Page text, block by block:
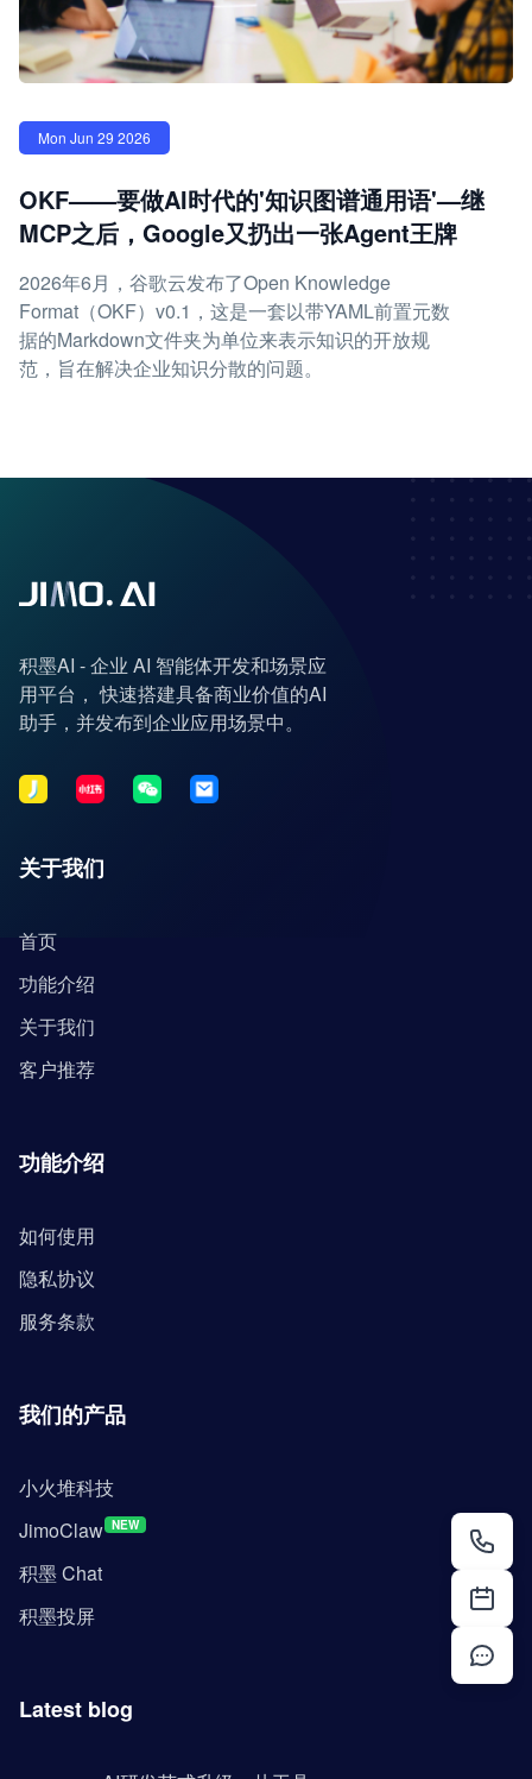
Mon Jun 29 2026
OKF——要做AI时代的'知识图谱通用语'—继
MCP之后，Google又扔出一张Agent王牌
2026年6月，谷歌云发布了Open Knowledge
Format（OKF）v0.1，这是一套以带YAML前置元数
据的Markdown文件夹为单位来表示知识的开放规
范，旨在解决企业知识分散的问题。
积墨AI - 企业 AI 智能体开发和场景应
用平台， 快速搭建具备商业价值的AI
助手，并发布到企业应用场景中。
关于我们
首页
功能介绍
关于我们
客户推荐
功能介绍
如何使用
隐私协议
服务条款
我们的产品
小火堆科技
JimoClaw NEW
积墨 Chat
积墨投屏
Latest blog